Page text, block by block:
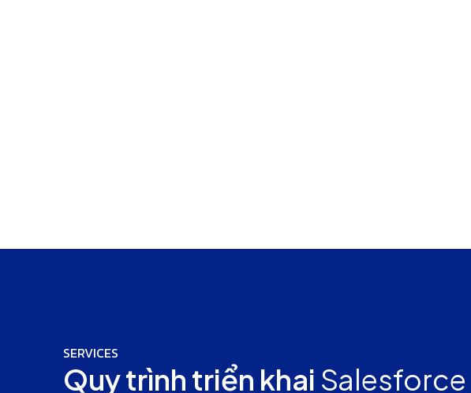
SERVICES
Quy trình triển khai Salesforce